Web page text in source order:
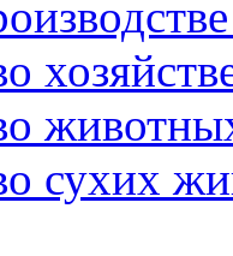
сухих